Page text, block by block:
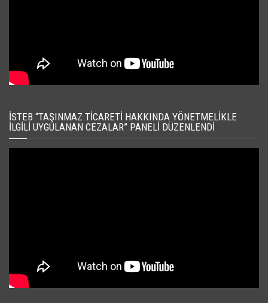
İSTEB “TAŞINMAZ TICARETI HAKKINDA YÖNETMELIKLE
İLGILI UYGULANAN CEZALAR” PANELI DÜZENLENDI